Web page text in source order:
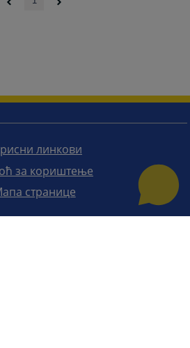
линкови
за кориштење
странице